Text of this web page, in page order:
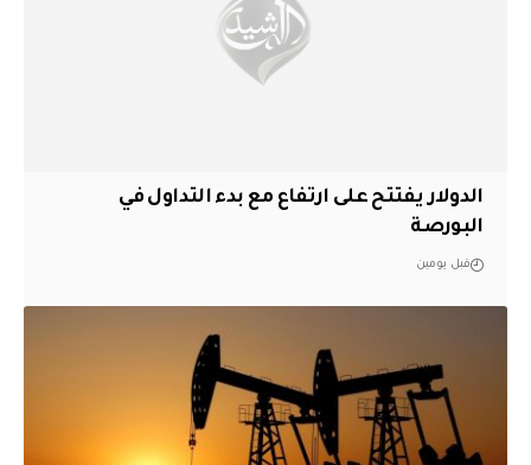
الدولار يفتتح على ارتفاع مع بدء التداول في
البورصة
قبل يومين